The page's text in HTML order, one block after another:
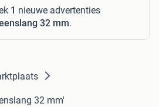
1 nieuwe advertenties
32 mm.
32 mm'